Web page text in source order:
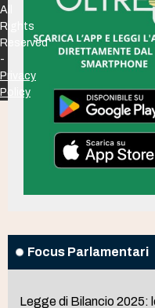
Focus Parlamentari
Legge di Bilancio 2025:
All
Rights
Reserved
-
Privacy
Policy